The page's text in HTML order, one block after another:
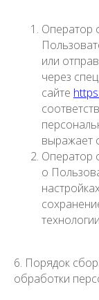
Оператор
или
через
сайте
выражает
Оператор
о
6. Порядок
обработки